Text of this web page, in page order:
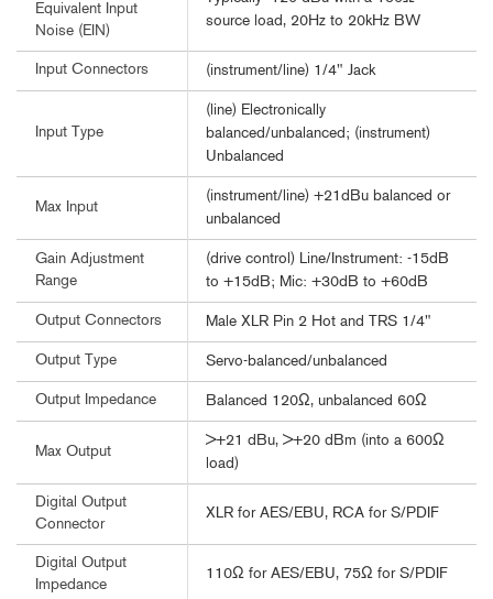
Equivalent Input
Noise (EIN)
source load, 20Hz to 20kHz BW
Input Connectors (instrument/line) 1/4" Jack
Input Type
(line) Electronically
balanced/unbalanced; (instrument)
Unbalanced
Max Input
(instrument/line) +21dBu balanced or
unbalanced
Gain Adjustment
Range
(drive control) Line/Instrument: -15dB
to +15dB; Mic: +30dB to +60dB
Output Connectors Male XLR Pin 2 Hot and TRS 1/4"
Output Type Servo-balanced/unbalanced
Output Impedance Balanced 120Ω, unbalanced 60Ω
Max Output
>+21 dBu, >+20 dBm (into a 600Ω
load)
Digital Output
Connector
XLR for AES/EBU, RCA for S/PDIF
Digital Output
Impedance
110Ω for AES/EBU, 75Ω for S/PDIF